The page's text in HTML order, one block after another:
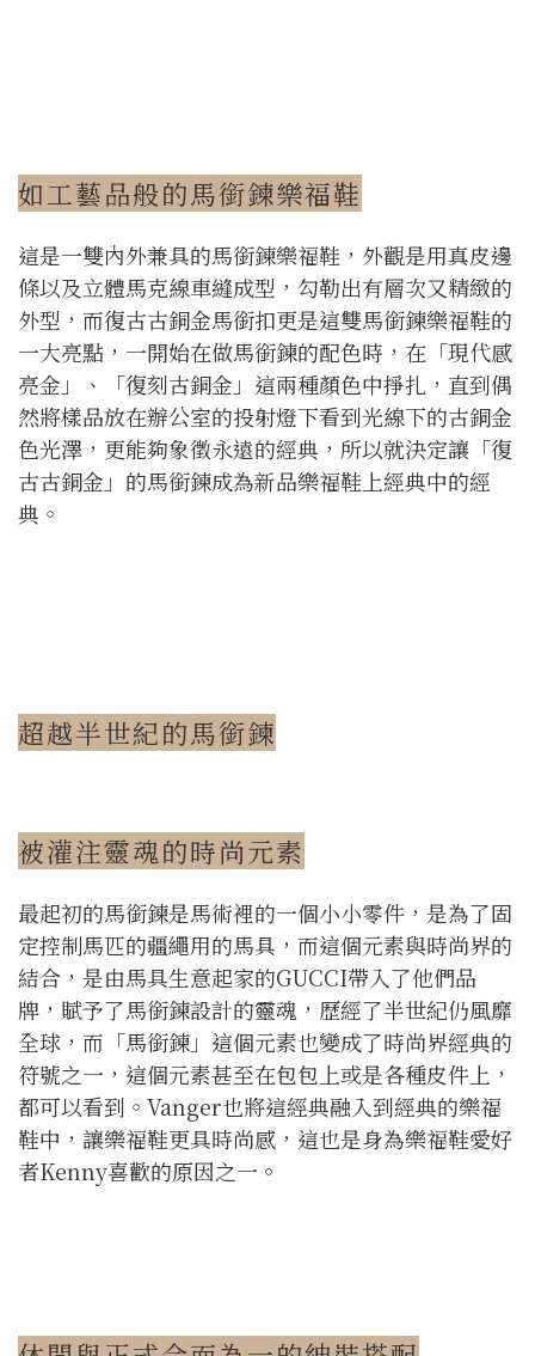
如工藝品般的馬銜鍊樂福鞋
這是一雙內外兼具的馬銜鍊樂福鞋，外觀是用真皮邊
條以及立體馬克線車縫成型，勾勒出有層次又精緻的
外型，而復古古銅金馬銜扣更是這雙馬銜鍊樂福鞋的
一大亮點，一開始在做馬銜鍊的配色時，在「現代感
亮金」、「復刻古銅金」這兩種顏色中掙扎，直到偶
然將樣品放在辦公室的投射燈下看到光線下的古銅金
色光澤，更能夠象徵永遠的經典，所以就決定讓「復
古古銅金」的馬銜鍊成為新品樂福鞋上經典中的經
典。
超越半世紀的馬銜鍊
被灌注靈魂的時尚元素
最起初的馬銜鍊是馬術裡的一個小小零件，是為了固
定控制馬匹的疆繩用的馬具，而這個元素與時尚界的
結合，是由馬具生意起家的GUCCI帶入了他們品
牌，賦予了馬銜鍊設計的靈魂，歷經了半世紀仍風靡
全球，而「馬銜鍊」這個元素也變成了時尚界經典的
符號之一，這個元素甚至在包包上或是各種皮件上，
都可以看到。Vanger也將這經典融入到經典的樂福
鞋中，讓樂福鞋更具時尚感，這也是身為樂福鞋愛好
者Kenny喜歡的原因之一。